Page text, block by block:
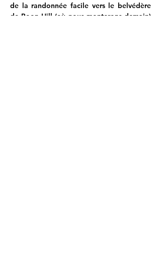
de la randonnée facile vers le belvédère
de Poon Hill (où nous monterons demain)